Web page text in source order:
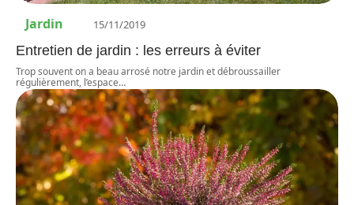
Jardin 15/11/2019
Entretien de jardin : les erreurs à éviter
Trop souvent on a beau arrosé notre jardin et débroussailler
régulièrement, l’espace…